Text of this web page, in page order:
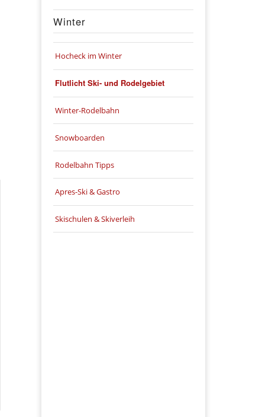
Winter
Hocheck im Winter
Flutlicht Ski- und Rodelgebiet
Winter-Rodelbahn
Snowboarden
Rodelbahn Tipps
Apres-Ski & Gastro
Skischulen & Skiverleih